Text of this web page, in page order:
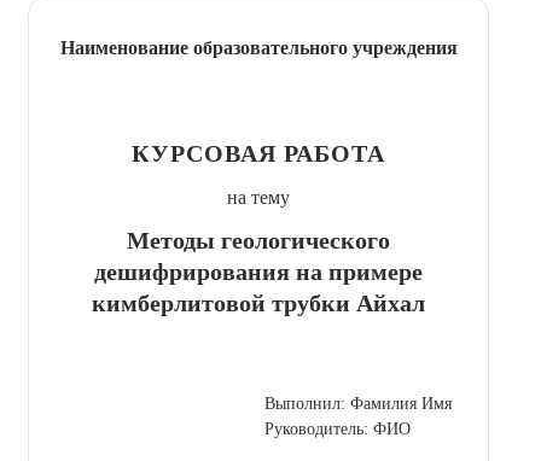
Наименование образовательного учреждения
КУРСОВАЯ РАБОТА
на тему
Методы геологического
дешифрирования на примере
кимберлитовой трубки Айхал
Выполнил: Фамилия Имя
Руководитель: ФИО